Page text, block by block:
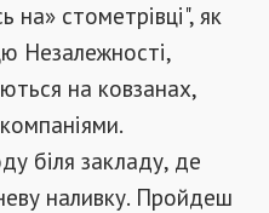
на» стометрівці", як
Незалежності,
на ковзанах,
біля закладу, де
наливку. Пройдеш